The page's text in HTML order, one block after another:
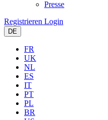
Presse
Registrieren Login
DE
FR
UK
NL
ES
IT
PT
PL
BR